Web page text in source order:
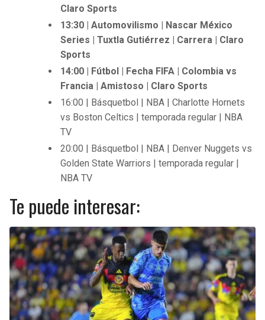
Claro Sports
13:30 | Automovilismo | Nascar México
Series | Tuxtla Gutiérrez | Carrera | Claro
Sports
14:00 | Fútbol | Fecha FIFA | Colombia vs
Francia | Amistoso | Claro Sports
16:00 | Básquetbol | NBA | Charlotte Hornets
vs Boston Celtics | temporada regular | NBA
TV
20:00 | Básquetbol | NBA | Denver Nuggets vs
Golden State Warriors | temporada regular |
NBA TV
Te puede interesar: